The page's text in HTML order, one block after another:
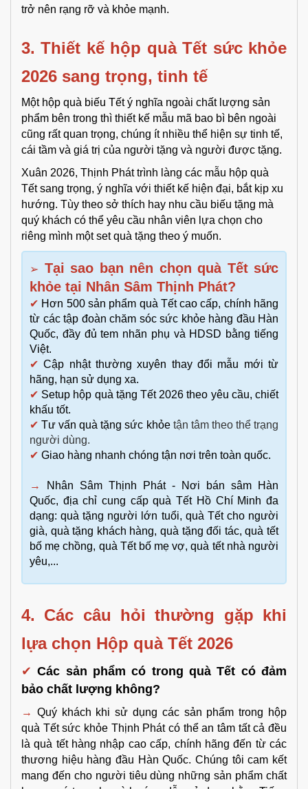
trở nên rạng rỡ và khỏe mạnh.
3. Thiết kế hộp quà Tết sức khỏe
2026 sang trọng, tinh tế
Một hộp quà biếu Tết ý nghĩa ngoài chất lượng sản
phẩm bên trong thì thiết kế mẫu mã bao bì bên ngoài
cũng rất quan trọng, chúng ít nhiều thể hiện sự tinh tế,
cái tầm và giá trị của người tặng và người được tặng.
Xuân 2026, Thịnh Phát trình làng các mẫu hộp quà
Tết sang trọng, ý nghĩa với thiết kế hiện đại, bắt kịp xu
hướng. Tùy theo sở thích hay nhu cầu biếu tặng mà
quý khách có thể yêu cầu nhân viên lựa chọn cho
riêng mình một set quà tặng theo ý muốn.
➢ Tại sao bạn nên chọn quà Tết sức
khỏe tại Nhân Sâm Thịnh Phát?
✔ Hơn 500 sản phẩm quà Tết cao cấp, chính hãng
từ các tập đoàn chăm sóc sức khỏe hàng đầu Hàn
Quốc, đầy đủ tem nhãn phụ và HDSD bằng tiếng
Việt.
✔Cập nhật thường xuyên thay đổi mẫu mới từ
hãng, hạn sử dụng xa.
✔ Setup hộp quà tặng Tết 2026 theo yêu cầu, chiết
khấu tốt.
✔Tư vấnquà tặng sức khỏetận tâm theo thể trạng
người dùng.
✔ Giao hàng nhanh chóng tận nơi trên toàn quốc.
→
Nhân Sâm Thịnh Phát - Nơi bán sâm Hàn
Quốc, địa chỉ cung cấp quà Tết Hồ Chí Minh đa
dạng: quà tặng người lớn tuổi, quà Tết cho người
già, quà tặng khách hàng, quà tặng đối tác, quà tết
bố mẹ chồng, quà Tết bố mẹ vợ, quà tết nhà người
yêu,...
4. Các câu hỏi thường gặp khi
lựa chọn Hộp quà Tết 2026
✔ Các sản phẩm có trong quà Tết có đảm
bảo chất lượng không?
→ Quý khách khi sử dụng các sản phẩm trong hộp
quà Tết sức khỏe Thịnh Phát có thể an tâm tất cả đều
là quà tết hàng nhập cao cấp, chính hãng đến từ các
thương hiệu hàng đầu Hàn Quốc. Chúng tôi cam kết
mang đến cho người tiêu dùng những sản phẩm chất